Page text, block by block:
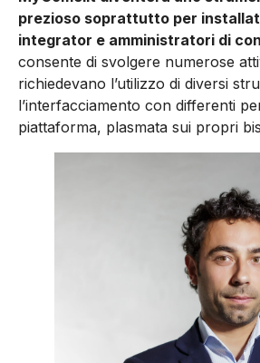
prezioso soprattutto per
integrator e amministratori di
consente di svolgere numerose
richiedevano l’utilizzo di diversi
l’interfacciamento con differenti
piattaforma, plasmata sui propri